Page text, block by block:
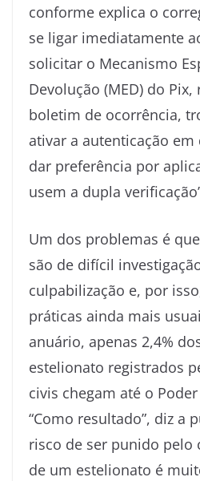
conforme explica o
se ligar imediatamente
solicitar o Mecanismo
Devolução (MED) do
boletim de ocorrência,
ativar a autenticação
dar preferência por
usem a dupla
Um dos problemas é
são de difícil
culpabilização e, por
práticas ainda mais
anuário, apenas 2,4%
estelionato registrados
civis chegam até o
“Como resultado”, diz a
risco de ser punido pelo
de um estelionato é